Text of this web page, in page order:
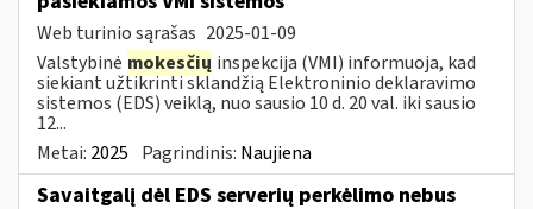
Web turinio sąrašas 2025-01-09
Valstybinė mokesčių inspekcija (VMI) informuoja, kad
siekiant užtikrinti sklandžią Elektroninio deklaravimo
sistemos (EDS) veiklą, nuo sausio 10 d. 20 val. iki sausio
12...
Metai: 2025 Pagrindinis: Naujiena
Savaitgalį dėl EDS serverių perkėlimo nebus